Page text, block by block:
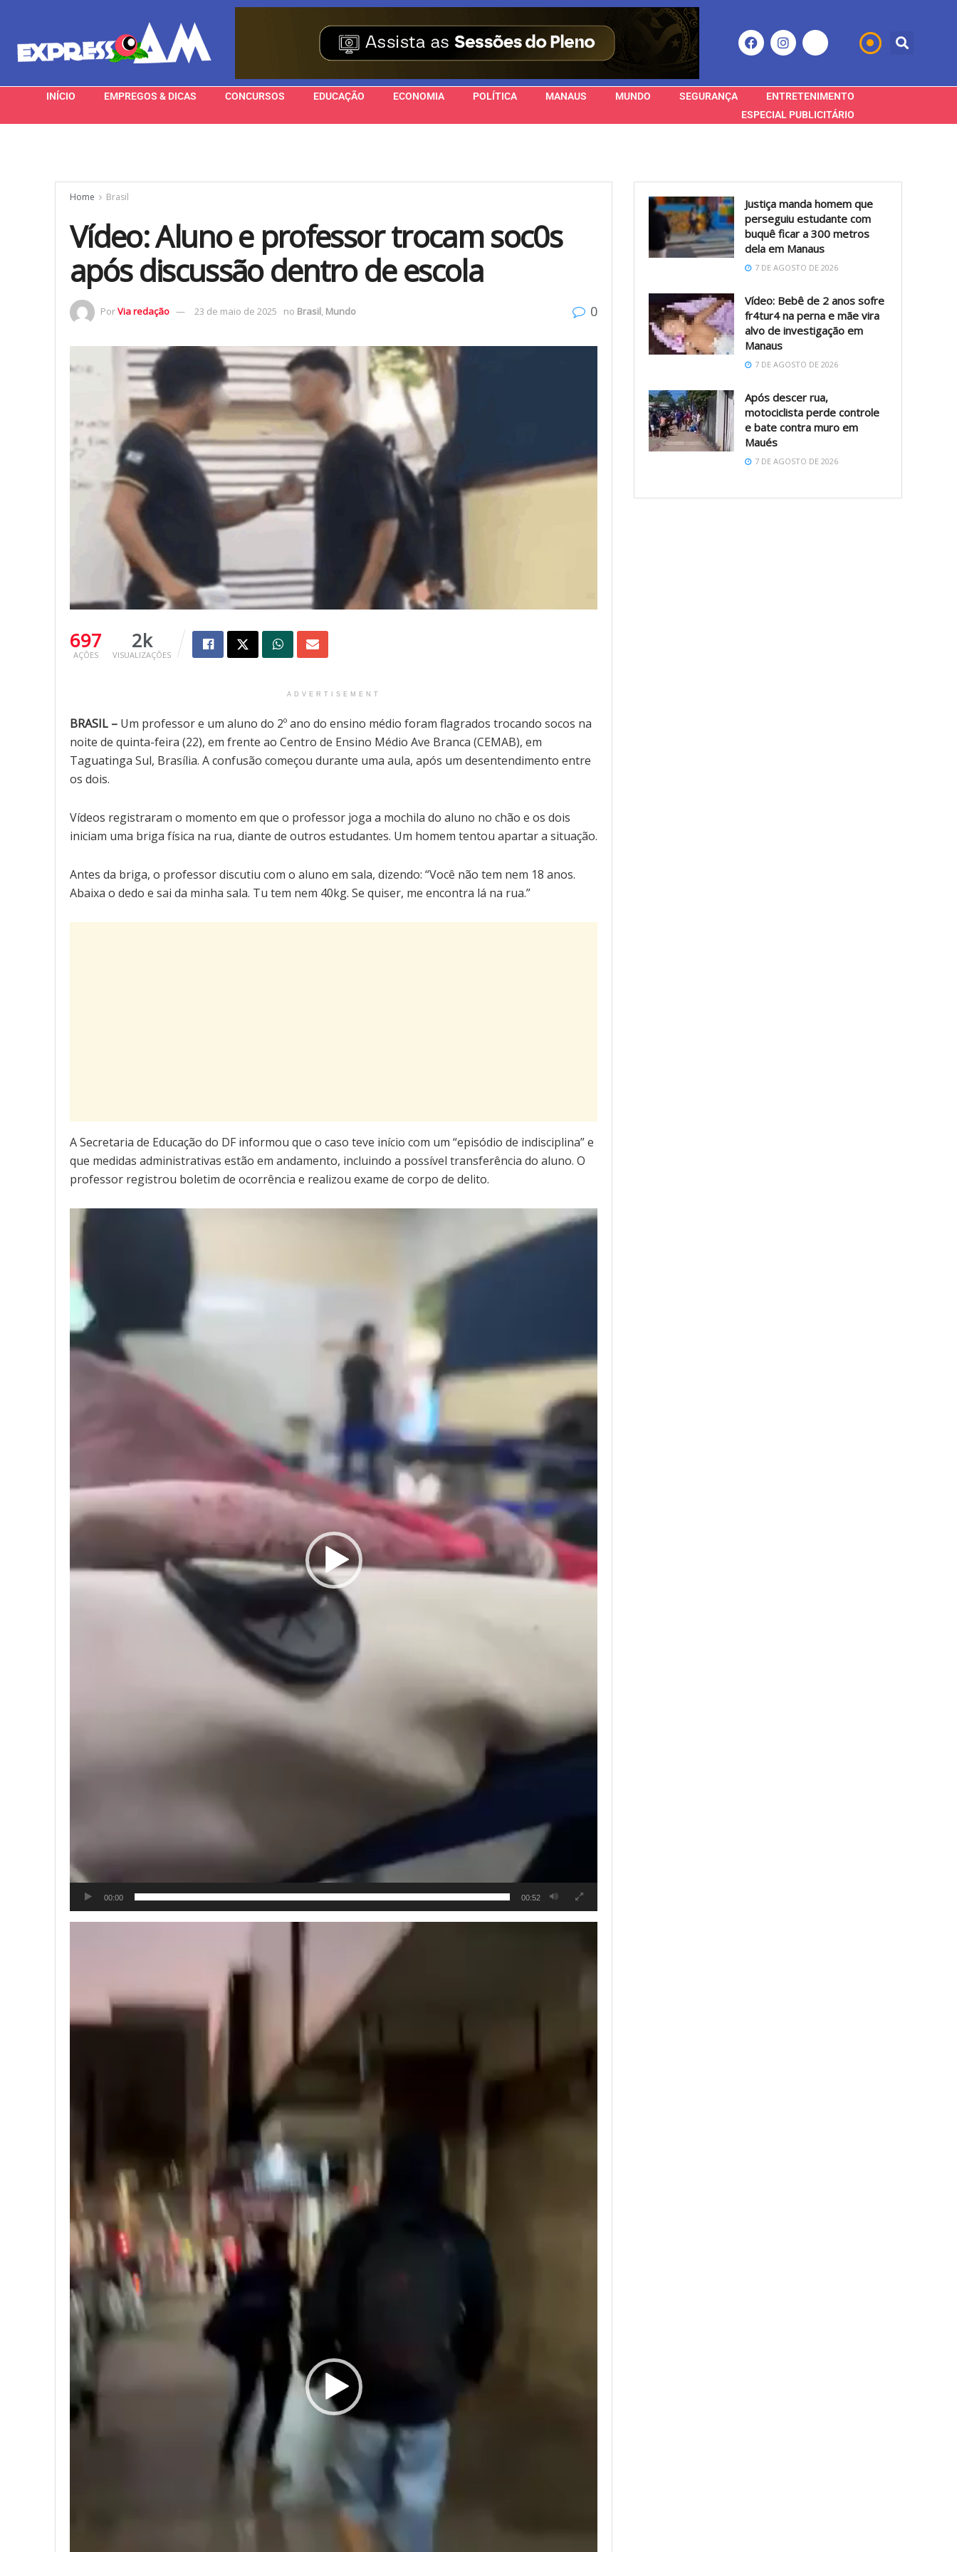
INÍCIO EMPREGOS & DICAS CONCURSOS EDUCAÇÃO ECONOMIA POLÍTICA MANAUS MUNDO SEGURANÇA
ENTRETENIMENTO
ESPECIAL PUBLICITÁRIO
Home Brasil
Vídeo: Aluno e professor trocam soc0s
após discussão dentro de escola
PorVia redação 23 de maio de 2025 no Brasil, Mundo 0
697
AÇÕES
2k
VISUALIZAÇÕES
ADVERTISEMENT
BRASIL – Um professor e um aluno do 2º ano do ensino médio foram flagrados trocando socos na
noite de quinta-feira (22), em frente ao Centro de Ensino Médio Ave Branca (CEMAB), em
Taguatinga Sul, Brasília. A confusão começou durante uma aula, após um desentendimento entre
os dois.
Vídeos registraram o momento em que o professor joga a mochila do aluno no chão e os dois
iniciam uma briga física na rua, diante de outros estudantes. Um homem tentou apartar a situação.
Antes da briga, o professor discutiu com o aluno em sala, dizendo: “Você não tem nem 18 anos.
Abaixa o dedo e sai da minha sala. Tu tem nem 40kg. Se quiser, me encontra lá na rua.”
A Secretaria de Educação do DF informou que o caso teve início com um “episódio de indisciplina” e
que medidas administrativas estão em andamento, incluindo a possível transferência do aluno. O
professor registrou boletim de ocorrência e realizou exame de corpo de delito.
Tocador
00:00 00:52
Justiça manda homem que
perseguiu estudante com
buquê ficar a 300 metros
dela em Manaus
7 DE AGOSTO DE 2026
Vídeo: Bebê de 2 anos sofre
fr4tur4 na perna e mãe vira
alvo de investigação em
Manaus
7 DE AGOSTO DE 2026
Após descer rua,
motociclista perde controle
e bate contra muro em
Maués
7 DE AGOSTO DE 2026